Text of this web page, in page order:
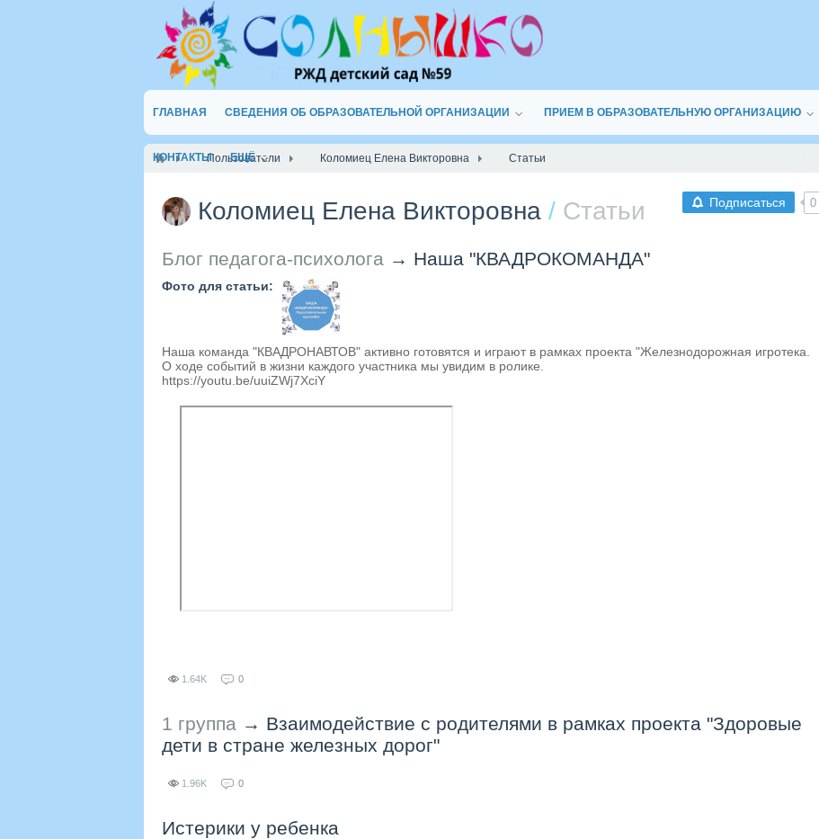
ГЛАВНАЯ СВЕДЕНИЯ ОБ ОБРАЗОВАТЕЛЬНОЙ ОРГАНИЗАЦИИ ПРИЕМ В ОБРАЗОВАТЕЛЬНУЮ ОРГАНИЗАЦИЮ
КОНТАКТЫ ЕЩЁ
Пользователи Коломиец Елена Викторовна Статьи
Подписаться 0
Коломиец Елена Викторовна / Статьи
Блог педагога-психолога → Наша "КВАДРОКОМАНДА"
Фото для статьи:
Наша команда "КВАДРОНАВТОВ" активно готовятся и играют в рамках проекта "Железнодорожная игротека.
О ходе событий в жизни каждого участника мы увидим в ролике.
https://youtu.be/uuiZWj7XciY
1.64K 0
1 группа → Взаимодействие с родителями в рамках проекта "Здоровые
дети в стране железных дорог"
1.96K 0
Истерики у ребенка